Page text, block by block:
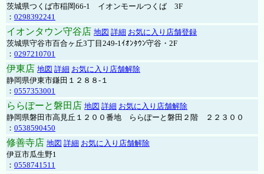
茨城県つくば市稲岡66-1 イオンモールつくば 3F
： 0298392241
イオンタウン守谷店 地図 詳細 お気に入り店舗登録
茨城県守谷市百合ヶ丘3丁目249-1ｲｵﾝﾀｳﾝ守谷・2F
： 0297210701
伊東店 地図 詳細 お気に入り店舗解除
静岡県伊東市鎌田１２８８-１
： 0557353001
ららぽーと磐田店 地図 詳細 お気に入り店舗解除
静岡県磐田市高見丘１２００番地 ららぽーと磐田２階 ２２３００
： 0538590450
修善寺店 地図 詳細 お気に入り店舗解除
伊豆市瓜生野1
： 0558741511